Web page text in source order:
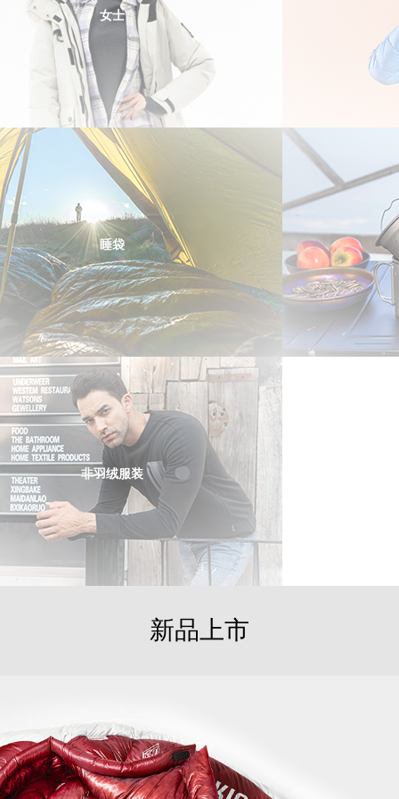
女士
睡袋
非羽绒服装
新品上市